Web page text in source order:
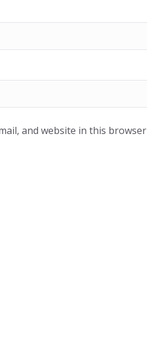
and website in this